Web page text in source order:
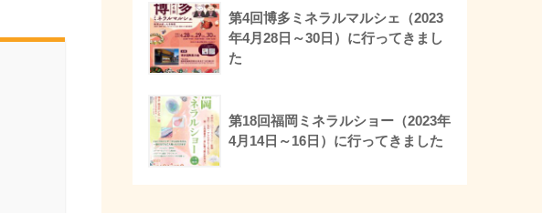
第4回博多ミネラルマルシェ（2023
年4月28日～30日）に行ってきまし
た
第18回福岡ミネラルショー（2023年
4月14日～16日）に行ってきました